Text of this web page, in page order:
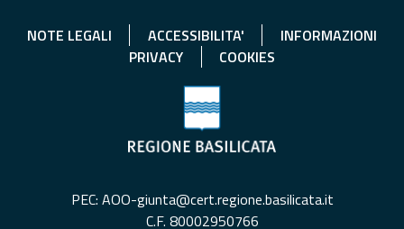
NOTE LEGALI ACCESSIBILITA'
INFORMAZIONI
PRIVACY
COOKIES
PEC: AOO-giunta@cert.regione.basilicata.it
C.F. 80002950766